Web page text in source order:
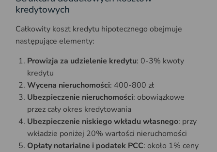
kredytowych
Całkowity koszt kredytu hipotecznego obejmuje
następujące elementy:
Prowizja za udzielenie kredytu: 0-3% kwoty
kredytu
Wycena nieruchomości: 400-800 zł
Ubezpieczenie nieruchomości: obowiązkowe
przez cały okres kredytowania
Ubezpieczenie niskiego wkładu własnego: przy
wkładzie poniżej 20% wartości nieruchomości
Opłaty notarialne i podatek PCC: około 1% ceny